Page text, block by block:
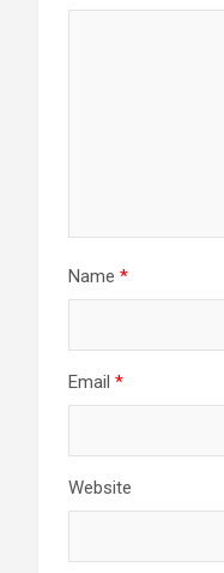
Name *
Email *
Website